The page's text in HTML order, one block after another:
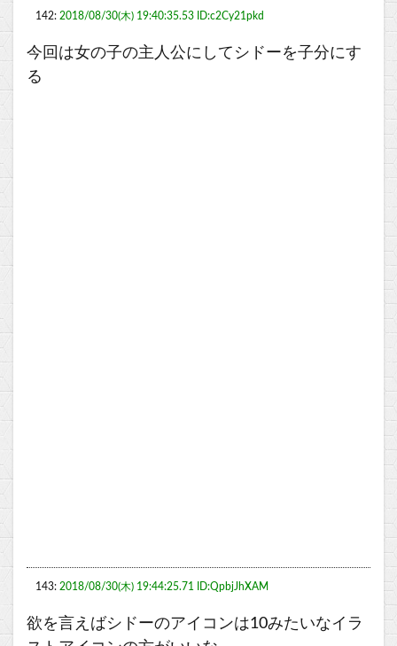
142: 2018/08/30(木) 19:40:35.53 ID:c2Cy21pkd
今回は女の子の主人公にしてシドーを子分にす
る
143: 2018/08/30(木) 19:44:25.71 ID:QpbjJhXAM
欲を言えばシドーのアイコンは10みたいなイラ